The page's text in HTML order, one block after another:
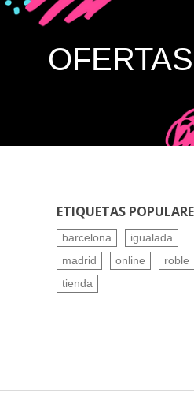
OFERTAS
ETIQUETAS
barcelona
igualada
madrid
online
roble
tienda